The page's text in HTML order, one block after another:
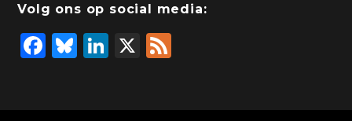
Volg ons op social media:
F
Bl
Li X